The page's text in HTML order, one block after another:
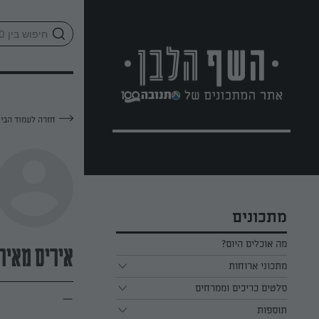
מתכונים
מה אוכלים היום?
מתכוני ארוחות
ארוחת בוקר
ארוחת צהריים
סלטים כריכים וממרחים
כל הסלטים כריכים וממרחים
תוספות
חזרה לעמוד
איריס
—